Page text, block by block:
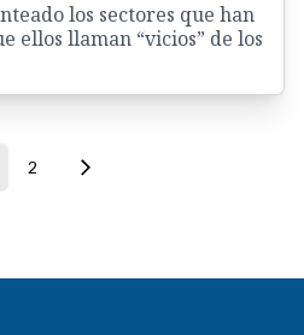
los sectores que han
ellos llaman “vicios” de los
2